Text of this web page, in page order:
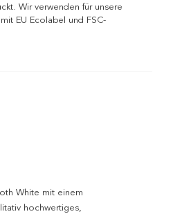
Wir verwenden für unsere
EU Ecolabel und FSC-
White mit einem
hochwertiges,